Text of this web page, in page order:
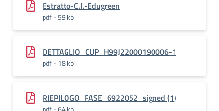
Estratto-C.I.-Edugreen
pdf - 59 kb
DETTAGLIO_CUP_H99J22000190006-1
pdf - 18 kb
RIEPILOGO_FASE_6922052_signed (1)
pdf - 64 kb